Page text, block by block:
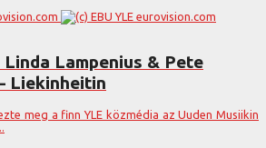
Lampenius & Pete
Liekinheitin
meg a finn YLE közmédia az Uuden Musiikin